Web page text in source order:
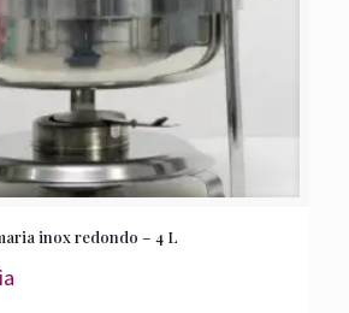
inox redondo – 4 L